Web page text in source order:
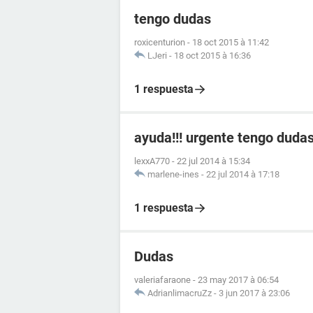
tengo dudas
roxicenturion - 18 oct 2015 à 11:42
LJeri - 18 oct 2015 à 16:36
1 respuesta
ayuda!!! urgente tengo
lexxA770 - 22 jul 2014 à 15:34
marlene-ines - 22 jul 2014 à 17:18
1 respuesta
Dudas
valeriafaraone - 23 may 2017 à 06:54
AdrianlimacruZz - 3 jun 2017 à 23:06